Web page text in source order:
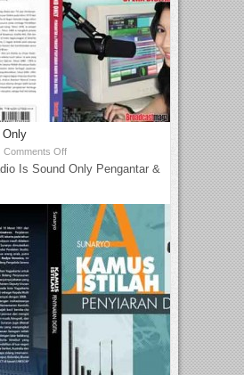
Only
Comments Off
Is Sound Only Pengantar &